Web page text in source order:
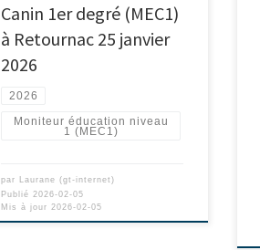
Canin 1er degré (MEC1)
à Retournac 25 janvier
2026
2026
Moniteur éducation niveau
1 (MEC1)
par Laurane (gt-internet)
Publié 2026-02-05
Mis à jour2026-02-05